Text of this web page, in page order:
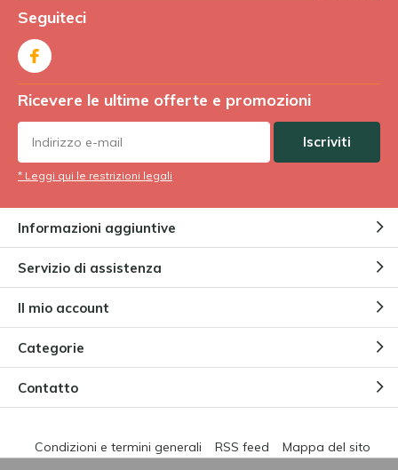
Seguiteci
Ricevere le ultime offerte e promozioni
Iscriviti
* Leggi qui le restrizioni legali
Informazioni aggiuntive
Servizio di assistenza
Il mio account
Categorie
Contatto
Condizioni e termini generali RSS feed Mappa del sito